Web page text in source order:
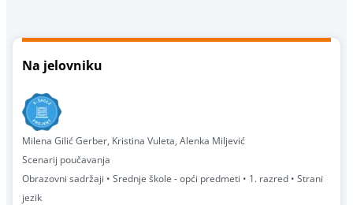
Na jelovniku
Milena Gilić Gerber, Kristina Vuleta, Alenka Miljević
Scenarij poučavanja
Obrazovni sadržaji • Srednje škole - opći predmeti • 1. razred • Strani
jezik